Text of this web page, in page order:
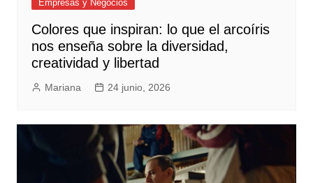
Empresas y Negocios
Colores que inspiran: lo que el arcoíris
nos enseña sobre la diversidad,
creatividad y libertad
Mariana 24 junio, 2026